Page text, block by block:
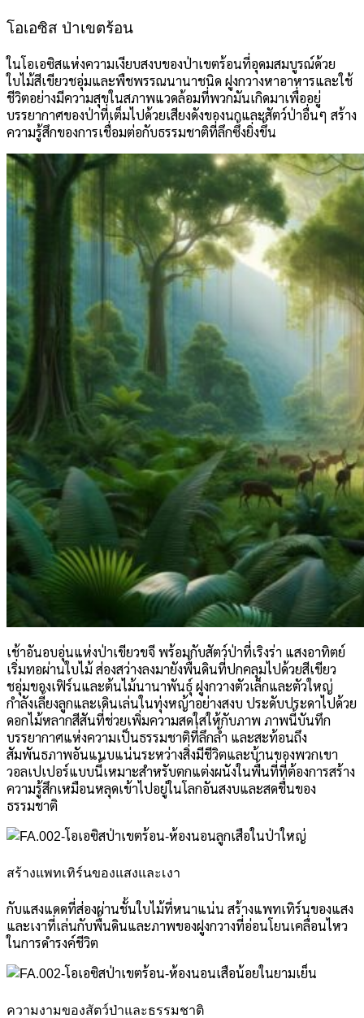
โอเอซิส ป่าเขตร้อน
ในโอเอซิสแห่งความเงียบสงบของป่าเขตร้อนที่อุดมสมบูรณ์ด้วย
ใบไม้สีเขียวชอุ่มและพืชพรรณนานาชนิด ฝูงกวางหาอาหารและใช้
ชีวิตอย่างมีความสุขในสภาพแวดล้อมที่พวกมันเกิดมาเพื่ออยู่
บรรยากาศของป่าที่เต็มไปด้วยเสียงดังของนกและสัตว์ป่าอื่นๆ สร้าง
ความรู้สึกของการเชื่อมต่อกับธรรมชาติที่ลึกซึ้งยิ่งขึ้น
เช้าอันอบอุ่นแห่งป่าเขียวขจี พร้อมกับสัตว์ป่าที่เริงร่า แสงอาทิตย์
เริ่มทอผ่านใบไม้ ส่องสว่างลงมายังพื้นดินที่ปกคลุมไปด้วยสีเขียว
ชอุ่มของเฟิร์นและต้นไม้นานาพันธุ์ ฝูงกวางตัวเล็กและตัวใหญ่
กำลังเลี้ยงลูกและเดินเล่นในทุ่งหญ้าอย่างสงบ ประดับประดาไปด้วย
ดอกไม้หลากสีสันที่ช่วยเพิ่มความสดใสให้กับภาพ ภาพนี้บันทึก
บรรยากาศแห่งความเป็นธรรมชาติที่ลึกล้ำ และสะท้อนถึง
สัมพันธภาพอันแนบแน่นระหว่างสิ่งมีชีวิตและบ้านของพวกเขา
วอลเปเปอร์แบบนี้เหมาะสำหรับตกแต่งผนังในพื้นที่ที่ต้องการสร้าง
ความรู้สึกเหมือนหลุดเข้าไปอยู่ในโลกอันสงบและสดชื่นของ
ธรรมชาติ
สร้างแพทเทิร์นของแสงและเงา
กับแสงแดดที่ส่องผ่านชั้นใบไม้ที่หนาแน่น สร้างแพทเทิร์นของแสง
และเงาที่เล่นกับพื้นดินและภาพของฝูงกวางที่อ่อนโยนเคลื่อนไหว
ในการดำรงค์ชีวิต
ความงามของสัตว์ป่าและธรรมชาติ